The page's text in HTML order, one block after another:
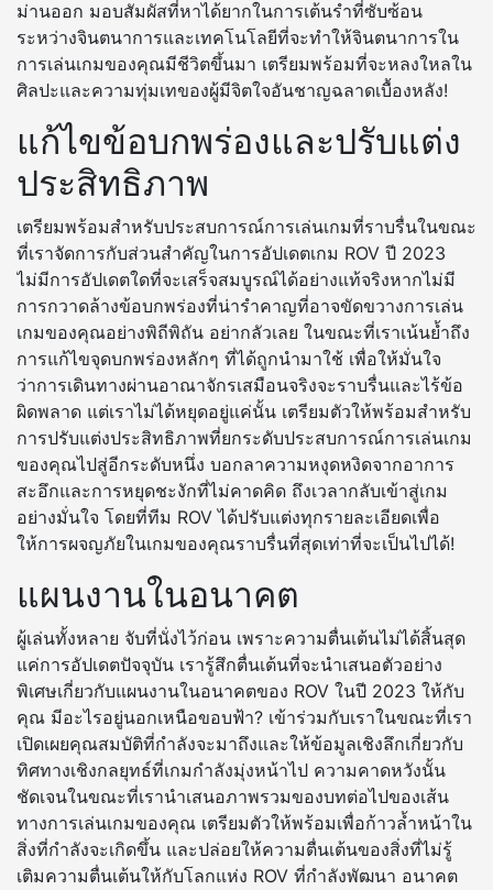
ม่านออก มอบสัมผัสที่หาได้ยากในการเต้นรำที่ซับซ้อน
ระหว่างจินตนาการและเทคโนโลยีที่จะทำให้จินตนาการใน
การเล่นเกมของคุณมีชีวิตขึ้นมา เตรียมพร้อมที่จะหลงใหลใน
ศิลปะและความทุ่มเทของผู้มีจิตใจอันชาญฉลาดเบื้องหลัง!
แก้ไขข้อบกพร่องและปรับแต่ง
ประสิทธิภาพ
เตรียมพร้อมสำหรับประสบการณ์การเล่นเกมที่ราบรื่นในขณะ
ที่เราจัดการกับส่วนสำคัญในการอัปเดตเกม ROV ปี 2023
ไม่มีการอัปเดตใดที่จะเสร็จสมบูรณ์ได้อย่างแท้จริงหากไม่มี
การกวาดล้างข้อบกพร่องที่น่ารำคาญที่อาจขัดขวางการเล่น
เกมของคุณอย่างพิถีพิถัน อย่ากลัวเลย ในขณะที่เราเน้นย้ำถึง
การแก้ไขจุดบกพร่องหลักๆ ที่ได้ถูกนำมาใช้ เพื่อให้มั่นใจ
ว่าการเดินทางผ่านอาณาจักรเสมือนจริงจะราบรื่นและไร้ข้อ
ผิดพลาด แต่เราไม่ได้หยุดอยู่แค่นั้น เตรียมตัวให้พร้อมสำหรับ
การปรับแต่งประสิทธิภาพที่ยกระดับประสบการณ์การเล่นเกม
ของคุณไปสู่อีกระดับหนึ่ง บอกลาความหงุดหงิดจากอาการ
สะอึกและการหยุดชะงักที่ไม่คาดคิด ถึงเวลากลับเข้าสู่เกม
อย่างมั่นใจ โดยที่ทีม ROV ได้ปรับแต่งทุกรายละเอียดเพื่อ
ให้การผจญภัยในเกมของคุณราบรื่นที่สุดเท่าที่จะเป็นไปได้!
แผนงานในอนาคต
ผู้เล่นทั้งหลาย จับที่นั่งไว้ก่อน เพราะความตื่นเต้นไม่ได้สิ้นสุด
แค่การอัปเดตปัจจุบัน เรารู้สึกตื่นเต้นที่จะนำเสนอตัวอย่าง
พิเศษเกี่ยวกับแผนงานในอนาคตของ ROV ในปี 2023 ให้กับ
คุณ มีอะไรอยู่นอกเหนือขอบฟ้า? เข้าร่วมกับเราในขณะที่เรา
เปิดเผยคุณสมบัติที่กำลังจะมาถึงและให้ข้อมูลเชิงลึกเกี่ยวกับ
ทิศทางเชิงกลยุทธ์ที่เกมกำลังมุ่งหน้าไป ความคาดหวังนั้น
ชัดเจนในขณะที่เรานำเสนอภาพรวมของบทต่อไปของเส้น
ทางการเล่นเกมของคุณ เตรียมตัวให้พร้อมเพื่อก้าวล้ำหน้าใน
สิ่งที่กำลังจะเกิดขึ้น และปล่อยให้ความตื่นเต้นของสิ่งที่ไม่รู้
เติมความตื่นเต้นให้กับโลกแห่ง ROV ที่กำลังพัฒนา อนาคต